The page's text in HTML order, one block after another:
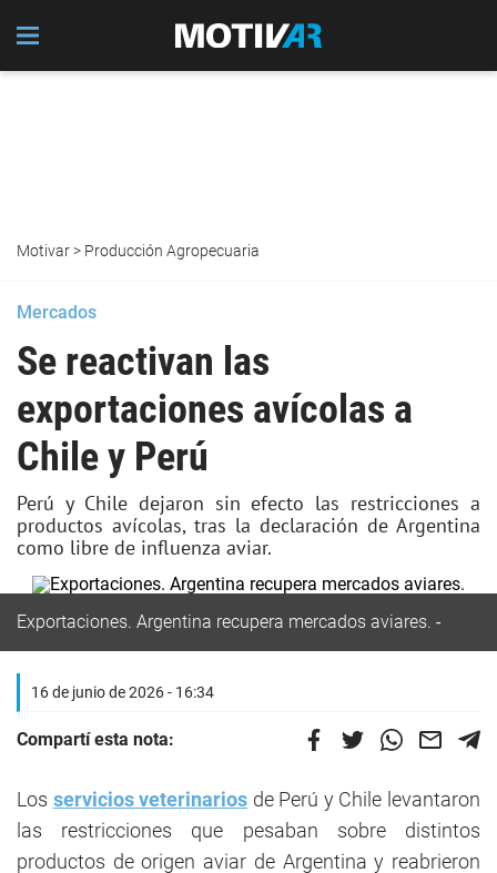
Motivar> Producción Agropecuaria
Mercados
Se reactivan las
exportaciones avícolas a
Chile y Perú
Perú y Chile dejaron sin efecto las restricciones a
productos avícolas, tras la declaración de Argentina
como libre de influenza aviar.
Exportaciones. Argentina recupera mercados aviares.
16 de junio de 2026 - 16:34
Compartí esta nota:
Los servicios veterinarios de Perú y Chile levantaron
las restricciones que pesaban sobre distintos
productos de origen aviar de Argentina y reabrieron